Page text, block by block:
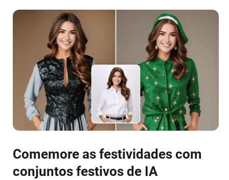
Comemore as festividades com
conjuntos festivos de IA